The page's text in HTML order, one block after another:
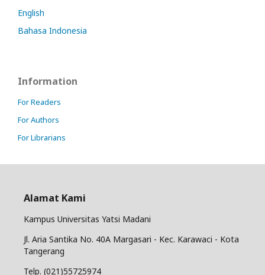
English
Bahasa Indonesia
Information
For Readers
For Authors
For Librarians
Alamat Kami
Kampus Universitas Yatsi Madani
Jl. Aria Santika No. 40A Margasari - Kec. Karawaci - Kota
Tangerang
Telp. (021)55725974